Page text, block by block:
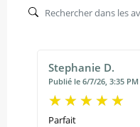
Stephanie D.
Publié le 6/7/26, 3:35 PM
Parfait